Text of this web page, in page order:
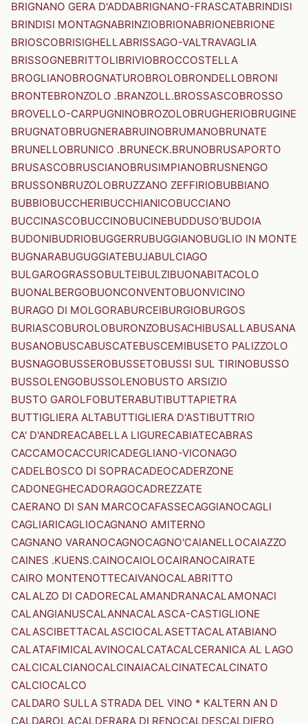
BRIGNANO GERA D'ADDABRIGNANO-FRASCATABRINDISI
BRINDISI MONTAGNABRINZIOBRIONABRIONEBRIONE
BRIOSCOBRISIGHELLABRISSAGO-VALTRAVAGLIA
BRISSOGNEBRITTOLIBRIVIOBROCCOSTELLA
BROGLIANOBROGNATUROBROLOBRONDELLOBRONI
BRONTEBRONZOLO .BRANZOLL.BROSSASCOBROSSO
BROVELLO-CARPUGNINOBROZOLOBRUGHERIOBRUGINE
BRUGNATOBRUGNERABRUINOBRUMANOBRUNATE
BRUNELLOBRUNICO .BRUNECK.BRUNOBRUSAPORTO
BRUSASCOBRUSCIANOBRUSIMPIANOBRUSNENGO
BRUSSONBRUZOLOBRUZZANO ZEFFIRIOBUBBIANO
BUBBIOBUCCHERIBUCCHIANICOBUCCIANO
BUCCINASCOBUCCINOBUCINEBUDDUSO'BUDOIA
BUDONIBUDRIOBUGGERRUBUGGIANOBUGLIO IN MONTE
BUGNARABUGUGGIATEBUJABULCIAGO
BULGAROGRASSOBULTEIBULZIBUONABITACOLO
BUONALBERGOBUONCONVENTOBUONVICINO
BURAGO DI MOLGORABURCEIBURGIOBURGOS
BURIASCOBUROLOBURONZOBUSACHIBUSALLABUSANA
BUSANOBUSCABUSCATEBUSCEMIBUSETO PALIZZOLO
BUSNAGOBUSSEROBUSSETOBUSSI SUL TIRINOBUSSO
BUSSOLENGOBUSSOLENOBUSTO ARSIZIO
BUSTO GAROLFOBUTERABUTIBUTTAPIETRA
BUTTIGLIERA ALTABUTTIGLIERA D'ASTIBUTTRIO
CA' D'ANDREACABELLA LIGURECABIATECABRAS
CACCAMOCACCURICADEGLIANO-VICONAGO
CADELBOSCO DI SOPRACADEOCADERZONE
CADONEGHECADORAGOCADREZZATE
CAERANO DI SAN MARCOCAFASSECAGGIANOCAGLI
CAGLIARICAGLIOCAGNANO AMITERNO
CAGNANO VARANOCAGNOCAGNO'CAIANELLOCAIAZZO
CAINES .KUENS.CAINOCAIOLOCAIRANOCAIRATE
CAIRO MONTENOTTECAIVANOCALABRITTO
CALALZO DI CADORECALAMANDRANACALAMONACI
CALANGIANUSCALANNACALASCA-CASTIGLIONE
CALASCIBETTACALASCIOCALASETTACALATABIANO
CALATAFIMICALAVINOCALCATACALCERANICA AL LAGO
CALCICALCIANOCALCINAIACALCINATECALCINATO
CALCIOCALCO
CALDARO SULLA STRADA DEL VINO * KALTERN AN D
CALDAROLACALDERARA DI RENOCALDESCALDIERO